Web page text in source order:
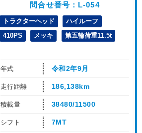
問合せ番号：L-054
トラクターヘッド
ハイルーフ
410PS
メッキ 第五輪荷重11.5t
年式 令和2年9月
走行距離 186,138km
積載量 38480/11500
シフト 7MT